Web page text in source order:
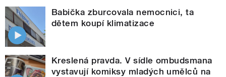
Babička zburcovala nemocnici, ta
dětem koupí klimatizace
Kreslená pravda. V sídle ombudsmana
vystavují komiksy mladých umělců na